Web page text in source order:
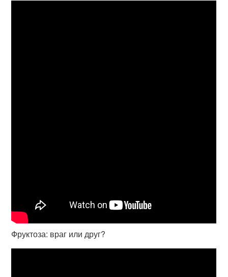
Фруктоза: враг или друг?